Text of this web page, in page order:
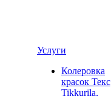
Услуги
Колеровка
красок
Tikkurila,